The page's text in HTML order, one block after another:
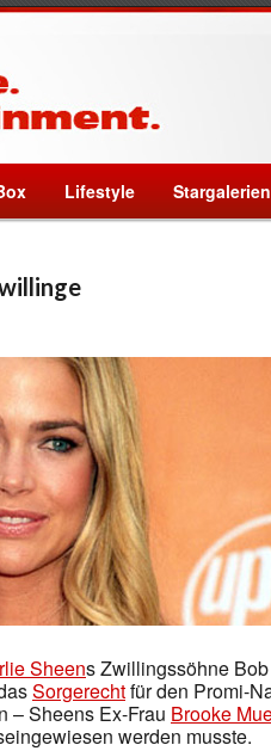
Lifestyle Stargalerien
Sheens Zwillingssöhne
Sorgerechtfür den Promi-
– Sheens Ex-Frau Brooke
werden musste.